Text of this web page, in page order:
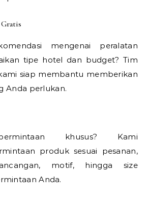
mengenai peralatan
tipe hotel dan budget? Tim
siap membantu memberikan
Anda perlukan.
khusus? Kami
produk sesuai pesanan,
motif, hingga size
Anda.